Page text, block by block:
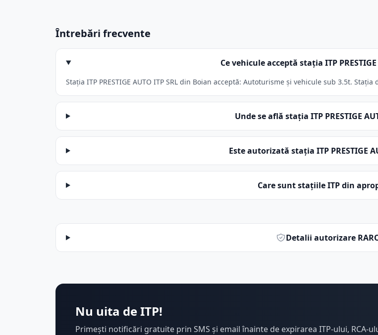
Întrebări frecvente
Ce vehicule acceptă stația ITP PRESTIGE
Stația ITP PRESTIGE AUTO ITP SRL din Boian acceptă: Autoturisme și vehicule sub 3.5t.
Unde se află stația ITP PRESTIGE
Este autorizată stația ITP PRESTIGE
Care sunt stațiile ITP din
Detalii autorizare
Nu uita de ITP!
Primești notificări gratuite prin SMS și email înainte de expirarea ITP-ului, RCA-